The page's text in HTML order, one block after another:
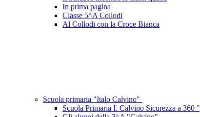
In prima pagina
Classe 5^A Collodi
Al Collodi con la Croce Bianca
Scuola primaria "Italo Calvino"
Scuola Primaria I. Calvino Sicurezza a 360 °